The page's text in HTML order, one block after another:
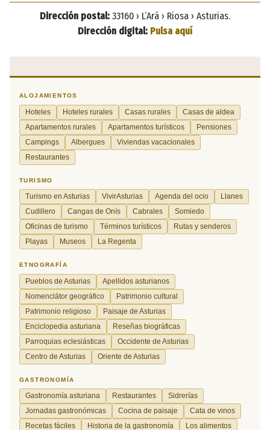
Dirección postal: 33160 › L‘Ará › Riosa › Asturias.
Dirección digital: Pulsa aquí